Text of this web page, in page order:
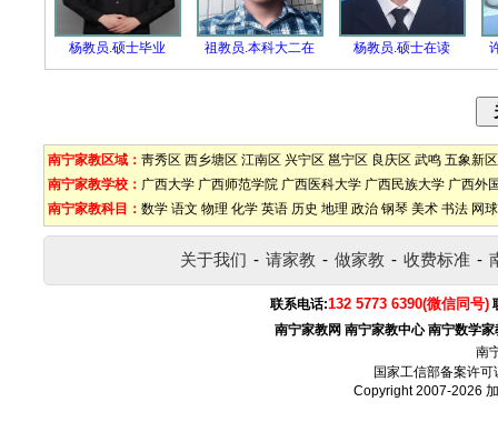
杨教员.硕士毕业 祖教员.本科大二在 杨教员.硕士在读
南宁家教区域： 靑秀区 西乡塘区 江南区 兴宁区 邕宁区 良庆区 武鸣 五象新区
南宁家教学校： 广西大学 广西师范学院 广西医科大学 广西民族大学 广西外
南宁家教科目： 数学 语文 物理 化学 英语 历史 地理 政治 钢琴 美术 书法 网球
关于我们 - 请家教 - 做家教 - 收费标准 -
联系电话:132 5773 6390(微信同号)
南宁家教网 南宁家教中心 南宁数学家
南
国家工信部备案许可
Copyright 2007-2026